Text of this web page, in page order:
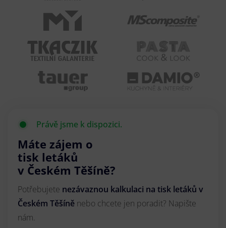
Právě jsme k dispozici.
Máte zájem o
tisk letáků
v Českém Těšíně?
Potřebujete nezávaznou kalkulaci na tisk letáků v
Českém Těšíně nebo chcete jen poradit? Napište
nám.